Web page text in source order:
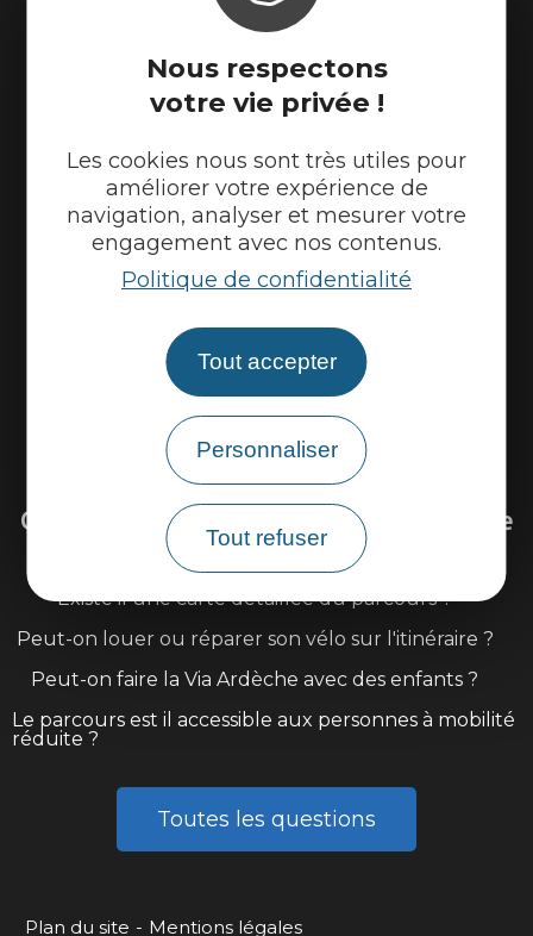
Nous respectons
votre vie privée !
Les cookies nous sont très utiles pour
améliorer votre expérience de
navigation, analyser et mesurer votre
engagement avec nos contenus.
Politique de confidentialité
Tout accepter
Personnaliser
Tout refuser
Marque Accueil Vélo
Espace presse
Espace pro
Venir sur la Via Ardèche
Questions fréquentes sur la Via Ardèche
Existe il une carte détaillée du parcours ?
Peut-on louer ou réparer son vélo sur l'itinéraire ?
Peut-on faire la Via Ardèche avec des enfants ?
Le parcours est il accessible aux personnes à mobilité
réduite ?
Toutes les questions
Plan du site Mentions légales